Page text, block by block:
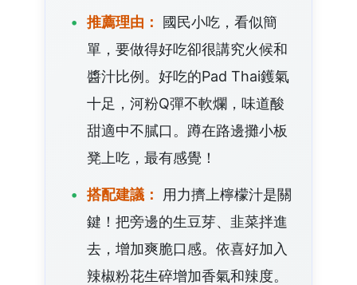
推薦理由：
國民小吃，看似簡
單，要做得好吃卻很講究火候和
醬汁比例。好吃的Pad Thai鑊氣
十足，河粉Q彈不軟爛，味道酸
甜適中不膩口。蹲在路邊攤小板
凳上吃，最有感覺！
搭配建議：
用力擠上檸檬汁是關
鍵！把旁邊的生豆芽、韭菜拌進
去，增加爽脆口感。依喜好加入
辣椒粉花生碎增加香氣和辣度。